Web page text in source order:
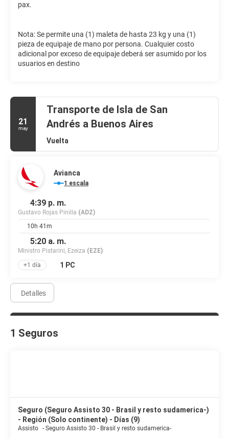
pax.
Nota: Se permite una (1) maleta de hasta 23 kg y una (1)
pieza de equipaje de mano por persona. Cualquier costo
adicional por exceso de equipaje deberá ser asumido por los
usuarios en destino
21
may
Transporte de Isla de San
Andrés a Buenos Aires
Vuelta
Avianca
1 escala
4:39 p. m.
Gustavo Rojas Pinilla (ADZ)
10h 41m
5:20 a. m.
Ministro Pistarini, Ezeiza (EZE)
+1 día
1 PC
Detalles
1 Seguros
Seguro (Seguro Assisto 30 - Brasil y resto sudamerica-)
- Región (Solo continente) - Días (9)
Assisto - Seguro Assisto 30 - Brasil y resto sudamerica-